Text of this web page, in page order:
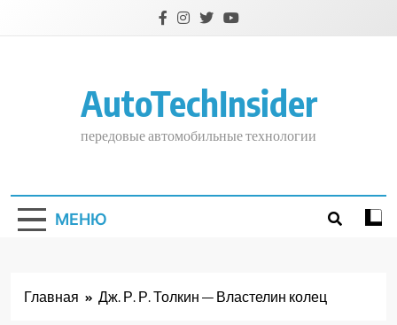
AutoTechInsider
передовые автомобильные технологии
МЕНЮ
Главная Дж. Р. Р. Толкин — Властелин колец